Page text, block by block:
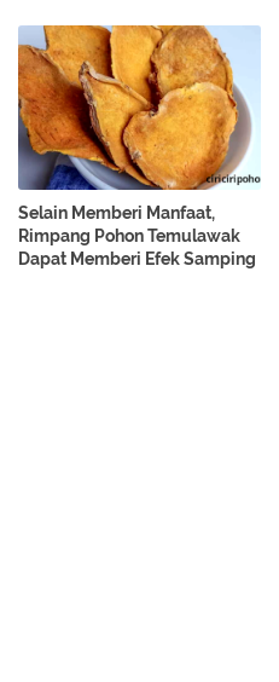
Selain Memberi Manfaat,
Rimpang Pohon Temulawak
Dapat Memberi Efek Samping